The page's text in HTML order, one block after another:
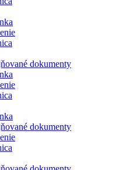
dokumenty
dokumenty